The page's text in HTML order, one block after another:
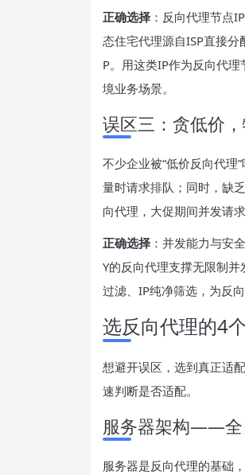
正确选择 ：反向代理节点
态住宅代理源自ISP直接
P。用这类IP作为反向代
境业务场景。
误区三：贪低价
不少企业被“低价反向代理
量时请求排队；同时，缺
向代理，大促期间并发请
正确选择 ：并发能力与安
Y的反向代理支撑无限制
过滤、IP纯净筛选，为反
选反向代理的4
想避开误区，选到真正适
速判断是否适配。
服务器架构——全
服务器是反向代理的基础